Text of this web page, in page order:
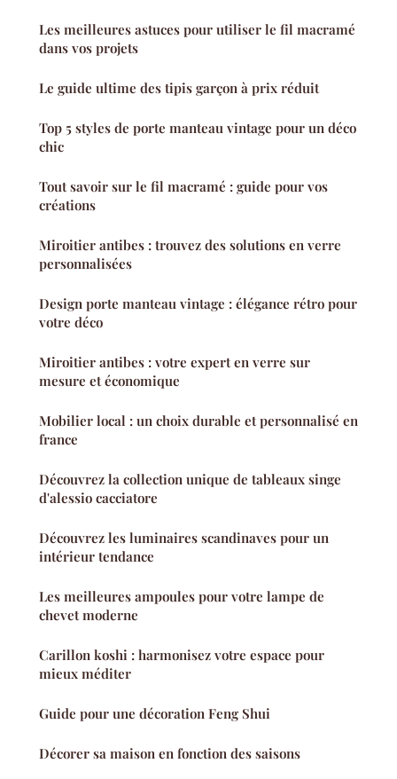
Les meilleures astuces pour utiliser le fil macramé
dans vos projets
Le guide ultime des tipis garçon à prix réduit
Top 5 styles de porte manteau vintage pour un déco
chic
Tout savoir sur le fil macramé : guide pour vos
créations
Miroitier antibes : trouvez des solutions en verre
personnalisées
Design porte manteau vintage : élégance rétro pour
votre déco
Miroitier antibes : votre expert en verre sur
mesure et économique
Mobilier local : un choix durable et personnalisé en
france
Découvrez la collection unique de tableaux singe
d'alessio cacciatore
Découvrez les luminaires scandinaves pour un
intérieur tendance
Les meilleures ampoules pour votre lampe de
chevet moderne
Carillon koshi : harmonisez votre espace pour
mieux méditer
Guide pour une décoration Feng Shui
Décorer sa maison en fonction des saisons